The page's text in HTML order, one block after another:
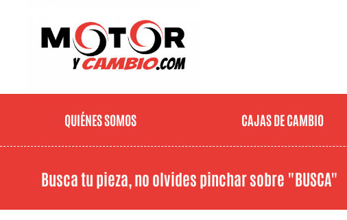
QUIÉNES SOMOS CAJAS DE CAMBIO
Busca tu pieza, no olvides pinchar sobre "BUSCA"